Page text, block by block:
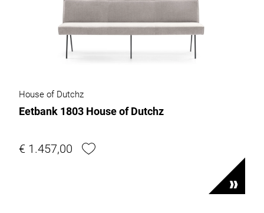
House of Dutchz
Eetbank 1803 House of Dutchz
€ 1.457,00